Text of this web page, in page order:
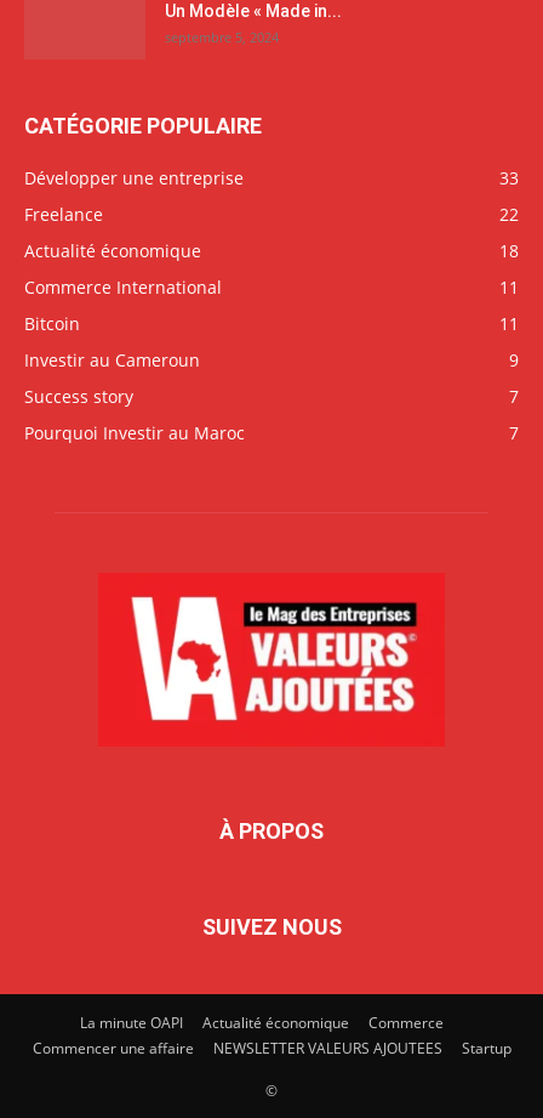
Un Modèle « Made in...
septembre 5, 2024
CATÉGORIE POPULAIRE
Développer une entreprise
33
Freelance
22
Actualité économique
18
Commerce International
11
Bitcoin
11
Investir au Cameroun
9
Success story
7
Pourquoi Investir au Maroc
7
À PROPOS
SUIVEZ NOUS
La minute OAPI Actualité économique
Commerce
Commencer une affaire
NEWSLETTER VALEURS AJOUTEES Startup
©